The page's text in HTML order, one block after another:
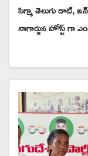
సిగ్మా తెలుగు డాట్,
నాగార్జున హోస్ట్ గా